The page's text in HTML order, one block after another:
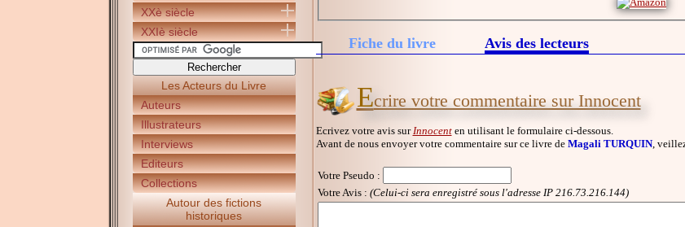
XXè siècle
XXIè siècle
Les Acteurs du Livre
Auteurs
Illustrateurs
Interviews
Editeurs
Collections
Autour des fictions
historiques
Fiche du livre Avis des lecteurs
Ecrire votre commentaire sur Innocent
Ecrivez votre avis sur Innocenten utilisant le formulaire ci-dessous.
Avant de nous envoyer votre commentaire sur ce livre de Magali TURQUIN,
Votre Pseudo :
Votre Avis : (Celui-ci sera enregistré sous l'adresse IP 216.73.216.144)